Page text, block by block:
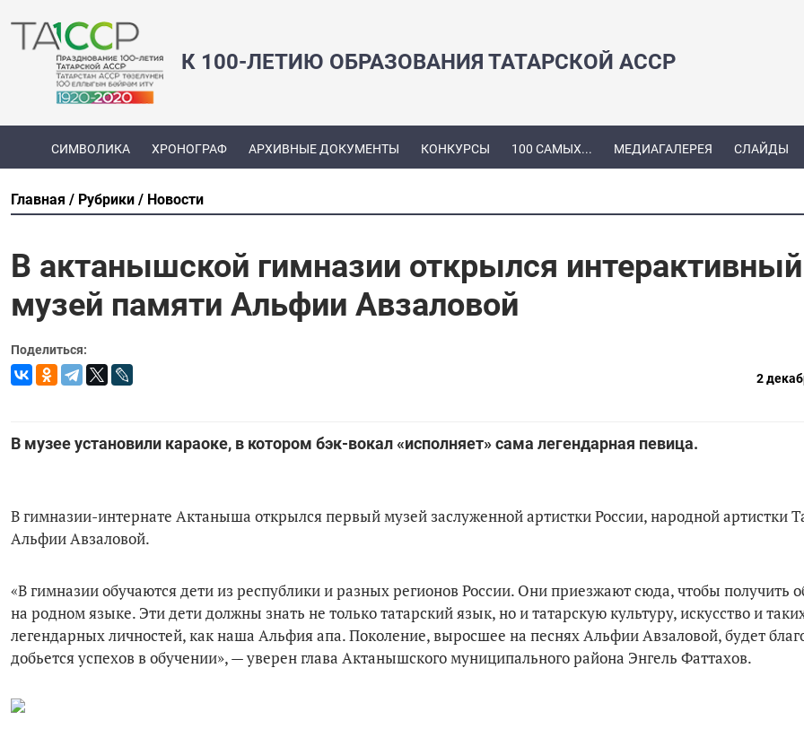
К 100-ЛЕТИЮ ОБРАЗОВАНИЯ ТАТАРСКОЙ АССР
СИМВОЛИКА ХРОНОГРАФ АРХИВНЫЕ ДОКУМЕНТЫ КОНКУРСЫ 100 САМЫХ... МЕДИАГАЛЕРЕЯ СЛАЙДЫ
Главная Рубрики Новости
В актанышской гимназии открылся интерактивный
музей памяти Альфии Авзаловой
Поделиться:
2
В музее установили караоке, в котором бэк-вокал «исполняет» сама легендарная певица.
В гимназии-интернате Актаныша открылся первый музей заслуженной артистки России, народной артистки
Альфии Авзаловой.
«В гимназии обучаются дети из республики и разных регионов России. Они приезжают сюда, чтобы получить
на родном языке. Эти дети должны знать не только татарский язык, но и татарскую культуру, искусство и
легендарных личностей, как наша Альфия апа. Поколение, выросшее на песнях Альфии Авзаловой, будет
добьется успехов в обучении», — уверен глава Актанышского муниципального района Энгель Фаттахов.